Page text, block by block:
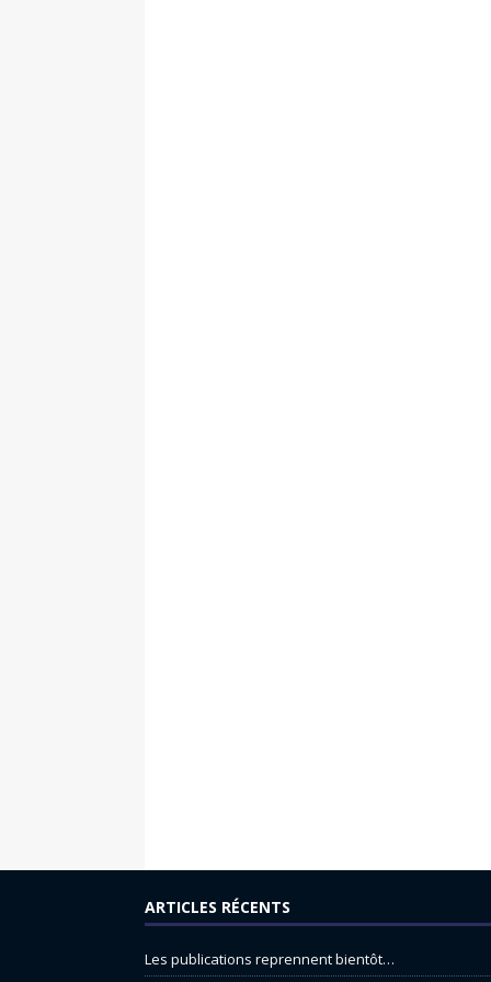
ARTICLES RÉCENTS
Les publications reprennent bientôt…